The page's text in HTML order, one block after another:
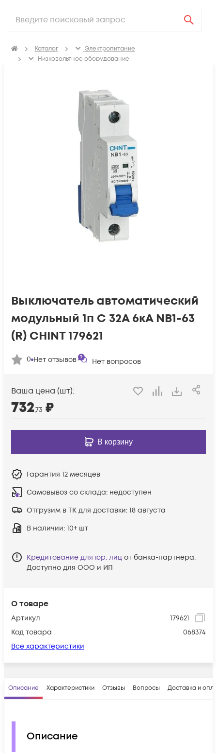
Каталог
Электропитание
Низковольтное оборудование
О товаре
Артикул
179621
Код товара
068374
Все характеристики
Выключатель автоматический
модульный 1п C 32А 6кА NB1-63
(R) CHINT 179621
0 Нет отзывов Нет вопросов
Ваша цена (шт):
732,73 ₽
В корзину
Гарантия 12 месяцев
Самовывоз со склада: недоступен
Отгрузим в ТК для доставки: 18 августа
В наличии: 10+ шт
Кредитование для юр. лиц от банка-партнёра.
Доступно для ООО и ИП
Описание Характеристики Отзывы Вопросы Доставка и
Описание